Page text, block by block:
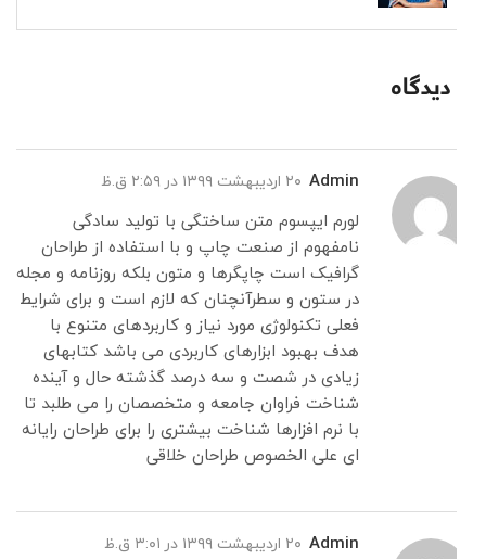
Admin ۲۰ اردیبهشت ۱۳۹۹ در ۲:۵۹ ق.ظ
لورم ایپسوم متن ساختگی با تولید سادگی
نامفهوم از صنعت چاپ و با استفاده از طراحان
گرافیک است چاپگرها و متون بلکه روزنامه و مجله
در ستون و سطرآنچنان که لازم است و برای شرایط
فعلی تکنولوژی مورد نیاز و کاربردهای متنوع با
هدف بهبود ابزارهای کاربردی می باشد کتابهای
زیادی در شصت و سه درصد گذشته حال و آینده
شناخت فراوان جامعه و متخصصان را می طلبد تا
با نرم افزارها شناخت بیشتری را برای طراحان رایانه
ای علی الخصوص طراحان خلاقی
Admin ۲۰ اردیبهشت ۱۳۹۹ در ۳:۰۱ ق.ظ